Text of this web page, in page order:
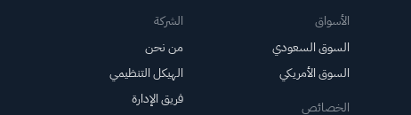
الأسواق
السوق السعودي
السوق الأمريكي
الخصائص
الشركة
من نحن
الهيكل التنظيمي
فريق الإدارة